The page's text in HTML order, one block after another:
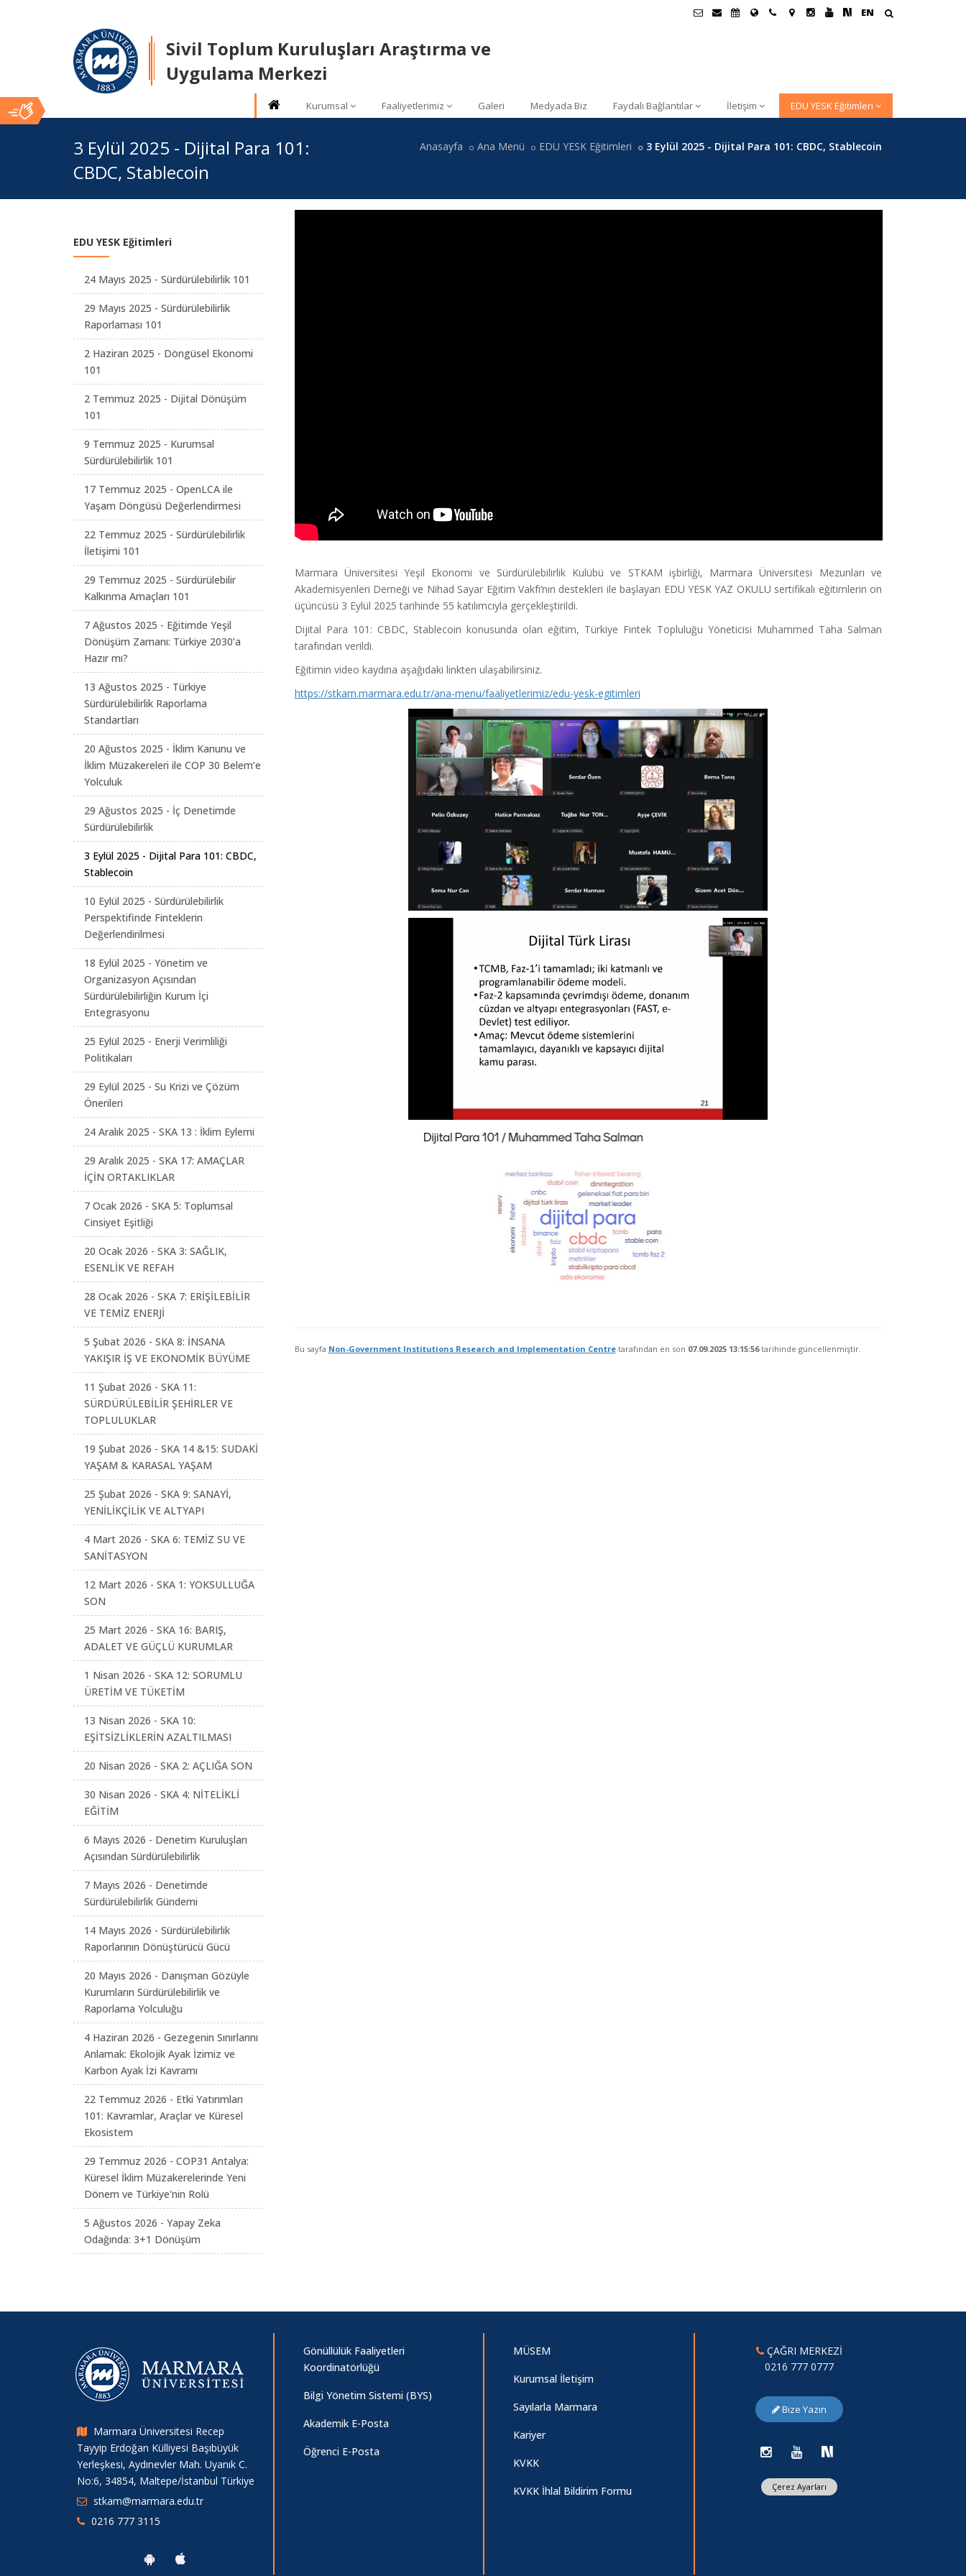
EN
Sivil Toplum Kuruluşları Araştırma ve
Uygulama Merkezi
Kurumsal Faaliyetlerimiz Galeri Medyada Biz Faydalı Bağlantılar İletişim EDU YESK Eğitimleri
İçerik
3 Eylül 2025 - Dijital Para 101:
CBDC, Stablecoin
Anasayfa Ana Menü EDU YESK Eğitimleri 3 Eylül 2025 - Dijital Para 101: CBDC, Stablecoin
Marmara Üniversitesi Yeşil Ekonomi ve Sürdürülebilirlik Kulübü ve STKAM işbirliği, Marmara Üniversitesi Mezunları ve
Akademisyenleri Derneği ve Nihad Sayar Eğitim Vakfı’nın destekleri ile başlayan EDU YESK YAZ OKULU sertifikalı eğitimlerin on
üçüncüsü 3 Eylül 2025 tarihinde 55 katılımcıyla gerçekleştirildi.
Dijital Para 101: CBDC, Stablecoin konusunda olan eğitim, Türkiye Fintek Topluluğu Yöneticisi Muhammed Taha Salman
tarafından verildi.
Eğitimin video kaydına aşağıdaki linkten ulaşabilirsiniz.
https://stkam.marmara.edu.tr/ana-menu/faaliyetlerimiz/edu-yesk-egitimleri
Bu sayfa Non-Government Institutions Research and Implementation Centretarafından en son 07.09.2025 13:15:56tarihinde güncellenmiştir.
EDU YESK Eğitimleri
24 Mayıs 2025 - Sürdürülebilirlik 101
29 Mayıs 2025 - Sürdürülebilirlik
Raporlaması 101
2 Haziran 2025 - Döngüsel Ekonomi
101
2 Temmuz 2025 - Dijital Dönüşüm
101
9 Temmuz 2025 - Kurumsal
Sürdürülebilirlik 101
17 Temmuz 2025 - OpenLCA ile
Yaşam Döngüsü Değerlendirmesi
22 Temmuz 2025 - Sürdürülebilirlik
İletişimi 101
29 Temmuz 2025 - Sürdürülebilir
Kalkınma Amaçları 101
7 Ağustos 2025 - Eğitimde Yeşil
Dönüşüm Zamanı: Türkiye 2030’a
Hazır mı?
13 Ağustos 2025 - Türkiye
Sürdürülebilirlik Raporlama
Standartları
20 Ağustos 2025 - İklim Kanunu ve
İklim Müzakereleri ile COP 30 Belem’e
Yolculuk
29 Ağustos 2025 - İç Denetimde
Sürdürülebilirlik
3 Eylül 2025 - Dijital Para 101: CBDC,
Stablecoin
10 Eylül 2025 - Sürdürülebilirlik
Perspektifinde Finteklerin
Değerlendirilmesi
18 Eylül 2025 - Yönetim ve
Organizasyon Açısından
Sürdürülebilirliğin Kurum İçi
Entegrasyonu
25 Eylül 2025 - Enerji Verimliliği
Politikaları
29 Eylül 2025 - Su Krizi ve Çözüm
Önerileri
24 Aralık 2025 - SKA 13 : İklim Eylemi
29 Aralık 2025 - SKA 17: AMAÇLAR
İÇİN ORTAKLIKLAR
7 Ocak 2026 - SKA 5: Toplumsal
Cinsiyet Eşitliği
20 Ocak 2026 - SKA 3: SAĞLIK,
ESENLİK VE REFAH
28 Ocak 2026 - SKA 7: ERİŞİLEBİLİR
VE TEMİZ ENERJİ
5 Şubat 2026 - SKA 8: İNSANA
YAKIŞIR İŞ VE EKONOMİK BÜYÜME
11 Şubat 2026 - SKA 11:
SÜRDÜRÜLEBİLİR ŞEHİRLER VE
TOPLULUKLAR
19 Şubat 2026 - SKA 14 &15: SUDAKİ
YAŞAM & KARASAL YAŞAM
25 Şubat 2026 - SKA 9: SANAYİ,
YENİLİKÇİLİK VE ALTYAPI
4 Mart 2026 - SKA 6: TEMİZ SU VE
SANİTASYON
12 Mart 2026 - SKA 1: YOKSULLUĞA
SON
25 Mart 2026 - SKA 16: BARIŞ,
ADALET VE GÜÇLÜ KURUMLAR
1 Nisan 2026 - SKA 12: SORUMLU
ÜRETİM VE TÜKETİM
13 Nisan 2026 - SKA 10:
EŞİTSİZLİKLERİN AZALTILMASI
20 Nisan 2026 - SKA 2: AÇLIĞA SON
30 Nisan 2026 - SKA 4: NİTELİKLİ
EĞİTİM
6 Mayıs 2026 - Denetim Kuruluşları
Açısından Sürdürülebilirlik
7 Mayıs 2026 - Denetimde
Sürdürülebilirlik Gündemi
14 Mayıs 2026 - Sürdürülebilirlik
Raporlarının Dönüştürücü Gücü
20 Mayıs 2026 - Danışman Gözüyle
Kurumların Sürdürülebilirlik ve
Raporlama Yolculuğu
4 Haziran 2026 - Gezegenin Sınırlarını
Anlamak: Ekolojik Ayak İzimiz ve
Karbon Ayak İzi Kavramı
22 Temmuz 2026 - Etki Yatırımları
101: Kavramlar, Araçlar ve Küresel
Ekosistem
29 Temmuz 2026 - COP31 Antalya:
Küresel İklim Müzakerelerinde Yeni
Dönem ve Türkiye'nin Rolü
5 Ağustos 2026 - Yapay Zeka
Odağında: 3+1 Dönüşüm
Marmara Üniversitesi Recep
Tayyip Erdoğan Külliyesi Başıbüyük
Yerleşkesi, Aydınevler Mah. Uyanık C.
No:6, 34854, Maltepe/İstanbul Türkiye
stkam@marmara.edu.tr
0216 777 3115
Gönüllülük Faaliyetleri
Koordinatörlüğü
Bilgi Yönetim Sistemi (BYS)
Akademik E-Posta
Öğrenci E-Posta
MÜSEM
Kurumsal İletişim
Sayılarla Marmara
Kariyer
KVKK
KVKK İhlal Bildirim Formu
ÇAĞRI MERKEZİ
0216 777 0777
Bize Yazın
Çerez Ayarları